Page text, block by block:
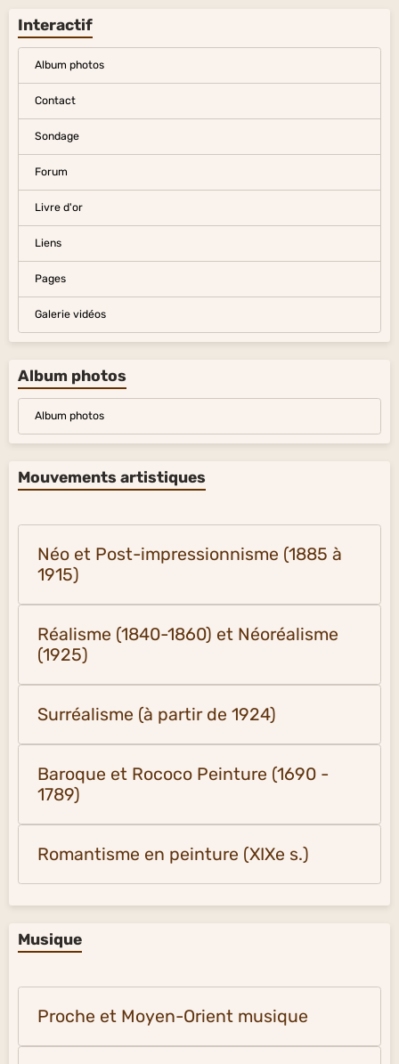
Interactif
Album photos
Contact
Sondage
Forum
Livre d'or
Liens
Pages
Galerie vidéos
Album photos
Album photos
Mouvements artistiques
Néo et Post-impressionnisme (1885 à
1915)
Réalisme (1840-1860) et Néoréalisme
(1925)
Surréalisme (à partir de 1924)
Baroque et Rococo Peinture (1690 -
1789)
Romantisme en peinture (XIXe s.)
Musique
Proche et Moyen-Orient musique